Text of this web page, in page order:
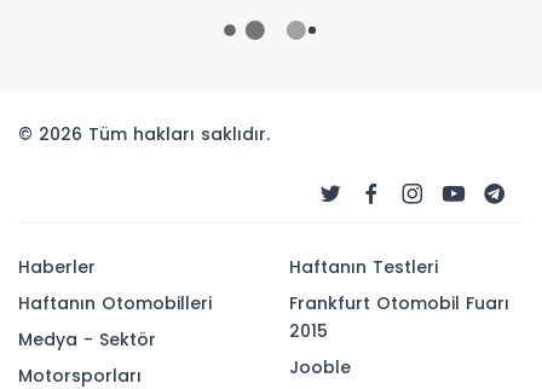
© 2026 Tüm hakları saklıdır.
Haberler
Haftanın Otomobilleri
Medya - Sektör
Motorsporları
Haftanın Testleri
Frankfurt Otomobil Fuarı
2015
Jooble